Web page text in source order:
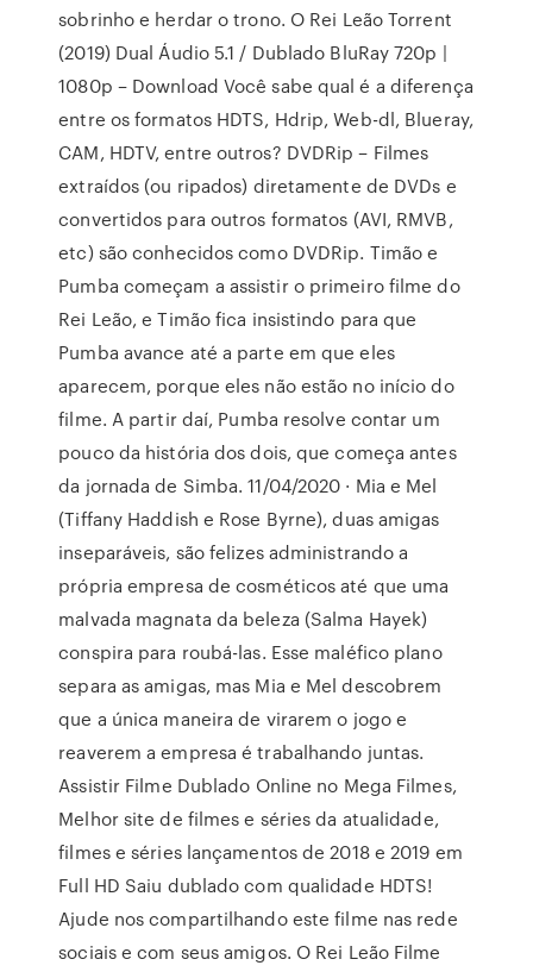
sobrinho e herdar o trono. O Rei Leão Torrent
(2019) Dual Áudio 5.1 / Dublado BluRay 720p |
1080p – Download Você sabe qual é a diferença
entre os formatos HDTS, Hdrip, Web-dl, Blueray,
CAM, HDTV, entre outros? DVDRip – Filmes
extraídos (ou ripados) diretamente de DVDs e
convertidos para outros formatos (AVI, RMVB,
etc) são conhecidos como DVDRip. Timão e
Pumba começam a assistir o primeiro filme do
Rei Leão, e Timão fica insistindo para que
Pumba avance até a parte em que eles
aparecem, porque eles não estão no início do
filme. A partir daí, Pumba resolve contar um
pouco da história dos dois, que começa antes
da jornada de Simba. 11/04/2020 · Mia e Mel
(Tiffany Haddish e Rose Byrne), duas amigas
inseparáveis, são felizes administrando a
própria empresa de cosméticos até que uma
malvada magnata da beleza (Salma Hayek)
conspira para roubá-las. Esse maléfico plano
separa as amigas, mas Mia e Mel descobrem
que a única maneira de virarem o jogo e
reaverem a empresa é trabalhando juntas.
Assistir Filme Dublado Online no Mega Filmes,
Melhor site de filmes e séries da atualidade,
filmes e séries lançamentos de 2018 e 2019 em
Full HD Saiu dublado com qualidade HDTS!
Ajude nos compartilhando este filme nas rede
sociais e com seus amigos. O Rei Leão Filme